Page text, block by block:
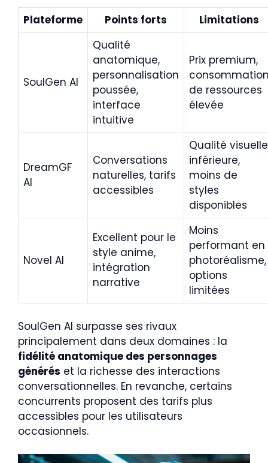
Plateforme Points forts Limitations
SoulGen AI
Qualité
anatomique,
personnalisation
poussée,
interface
intuitive
Prix premium,
de ressources
élevée
DreamGF
AI
Conversations
naturelles, tarifs
accessibles
Qualité visuelle
inférieure,
moins de
styles
disponibles
Novel AI
Excellent pour le
style anime,
intégration
narrative
Moins
performant en
photoréalisme,
options
limitées
SoulGen AI surpasse ses rivaux
principalement dans deux domaines : la
fidélité anatomique des personnages
générés et la richesse des interactions
conversationnelles. En revanche, certains
concurrents proposent des tarifs plus
accessibles pour les utilisateurs
occasionnels.